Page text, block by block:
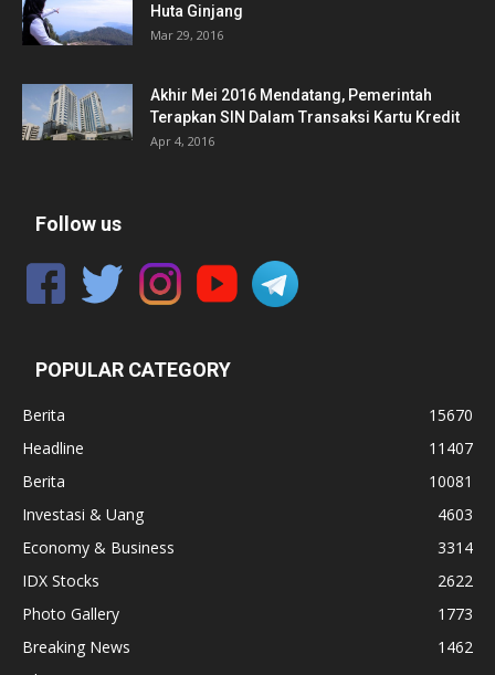
Huta Ginjang
Mar 29, 2016
Akhir Mei 2016 Mendatang, Pemerintah
Terapkan SIN Dalam Transaksi Kartu Kredit
Apr 4, 2016
Follow us
POPULAR CATEGORY
Berita
15670
Headline
11407
Berita
10081
Investasi & Uang
4603
Economy & Business
3314
IDX Stocks
2622
Photo Gallery
1773
Breaking News
1462